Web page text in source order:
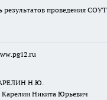
результатов проведения СОУТ
Н.Ю.
Карелин Никита Юрьевич